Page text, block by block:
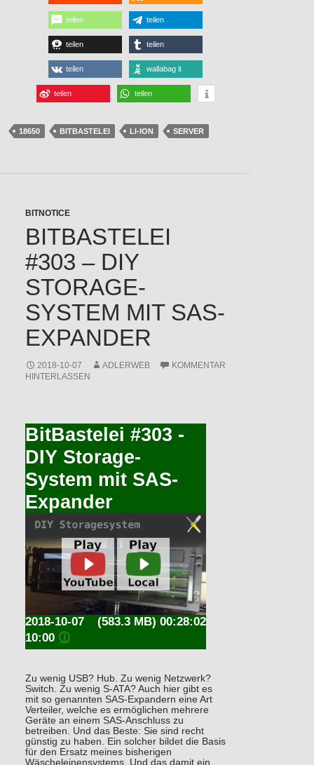
teilen teilen
teilen teilen
teilen wallabag it
teilen teilen
18650 BITBASTELEI LI-ION SERVER
BITNOTICE
BITBASTELEI
#303 – DIY
STORAGE-
SYSTEM MIT SAS-
EXPANDER
2018-10-07 ADLERWEB
KOMMENTAR
HINTERLASSEN
BitBastelei #303 -
DIY Storage-
System mit SAS-
Expander
(583.3 MB) 00:28:02
2018-10-07
10:00 🛈
Zu wenig USB? Hub. Zu wenig Netzwerk?
Switch. Zu wenig S-ATA? Auch hier gibt es
mit so genannten SAS-Expandern eine Art
Verteiler, welche es ermöglichen mehrere
Geräte an einem SAS-Anschluss zu
betreiben. Und das Beste: Sie sind recht
günstig zu haben. Ein solcher bildet die Basis
für den Ersatz meines bisherigen
Wäscheleinensystems. Und das damit ein